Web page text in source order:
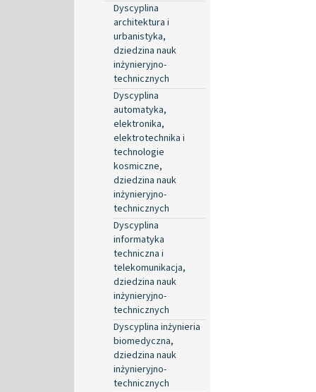
Dyscyplina
architektura i
urbanistyka,
dziedzina nauk
inżynieryjno-
technicznych
Dyscyplina
automatyka,
elektronika,
elektrotechnika i
technologie
kosmiczne,
dziedzina nauk
inżynieryjno-
technicznych
Dyscyplina
informatyka
techniczna i
telekomunikacja,
dziedzina nauk
inżynieryjno-
technicznych
Dyscyplina inżynieria
biomedyczna,
dziedzina nauk
inżynieryjno-
technicznych